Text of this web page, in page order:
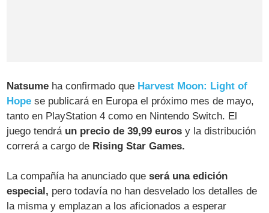
Natsume ha confirmado que Harvest Moon: Light of
Hope se publicará en Europa el próximo mes de mayo,
tanto en PlayStation 4 como en Nintendo Switch. El
juego tendrá un precio de 39,99 euros y la distribución
correrá a cargo de Rising Star Games.
La compañía ha anunciado queserá una edición
especial, pero todavía no han desvelado los detalles de
la misma y emplazan a los aficionados a esperar